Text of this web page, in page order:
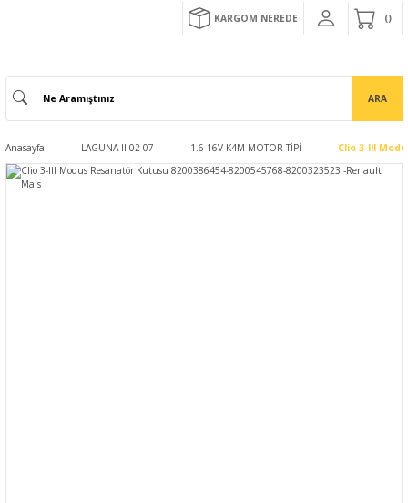
KARGOM NEREDE
ARA
Anasayfa LAGUNA II 02-07 1.6 16V K4M MOTOR TİPİ Clio 3-III